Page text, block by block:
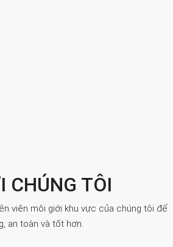
CHÚNG TÔI
viên môi giới khu vực của chúng tôi để
an toàn và tốt hơn.